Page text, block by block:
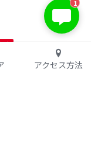
存
） アクセス方法
1